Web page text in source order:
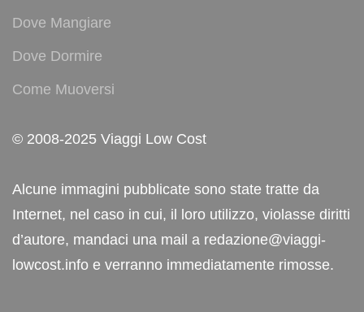
Dove Mangiare
Dove Dormire
Come Muoversi
© 2008-2025 Viaggi Low Cost
Alcune immagini pubblicate sono state tratte da
Internet, nel caso in cui, il loro utilizzo, violasse diritti
d’autore, mandaci una mail a redazione@viaggi-
lowcost.info e verranno immediatamente rimosse.